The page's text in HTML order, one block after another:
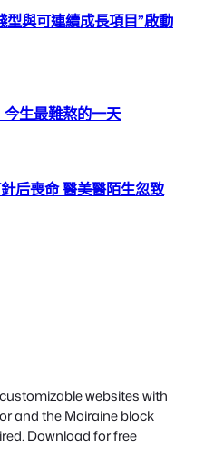
與可連續成長項目”啟動
生最難熬的一天
后喪命 醫美醫陌生忽致
websites with
and the Moiraine block
Download for free